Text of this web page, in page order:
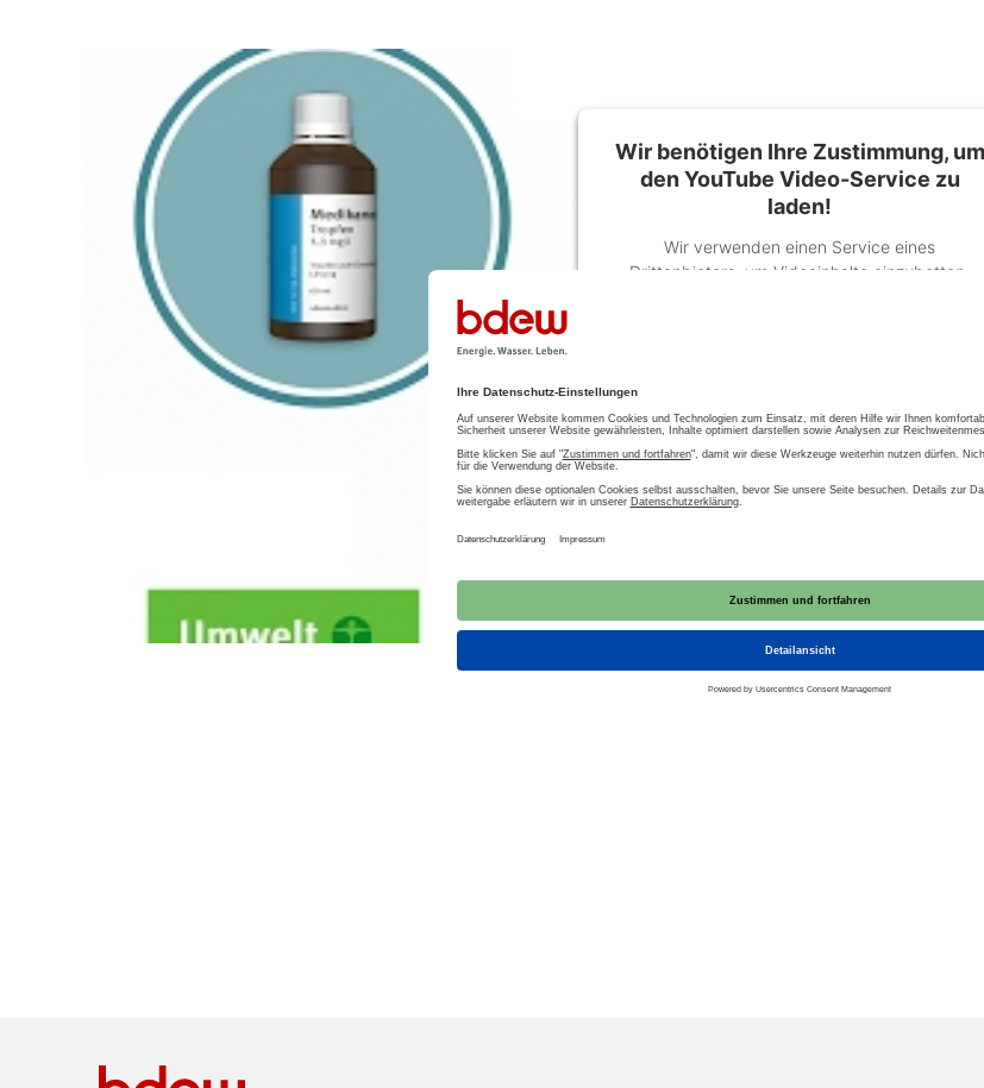
Wir benötigen Ihre Zustimmung, um
den YouTube Video-Service zu
laden!
Wir verwenden einen Service eines
Drittanbieters, um Videoinhalte einzubetten.
Mehr Informationen
Akzeptieren